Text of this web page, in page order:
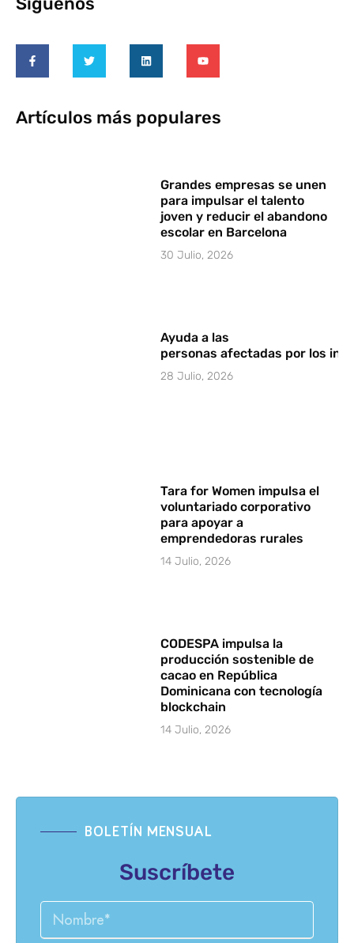
Artículos más populares
Grandes empresas se unen
para impulsar el talento
joven y reducir el abandono
escolar en Barcelona
30 Julio, 2026
Ayuda a las
personas afectadas por los
28 Julio, 2026
Tara for Women impulsa el
voluntariado corporativo
para apoyar a
emprendedoras rurales
14 Julio, 2026
CODESPA impulsa la
producción sostenible de
cacao en República
Dominicana con tecnología
blockchain
14 Julio, 2026
BOLETÍN MENSUAL
Suscríbete